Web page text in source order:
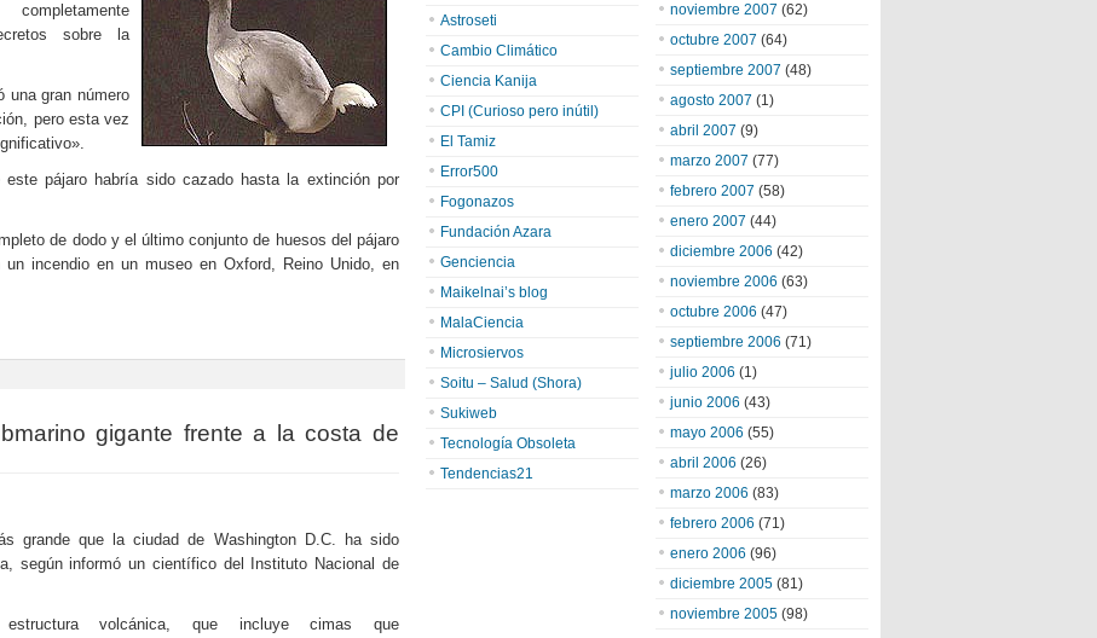
sobre la
una gran número
pero esta vez
pájaro habría sido cazado hasta la extinción por
de dodo y el último conjunto de huesos del pájaro
incendio en un museo en Oxford, Reino Unido, en
gigante frente a la costa de
grande que la ciudad de Washington D.C. ha sido
según informó un científico del Instituto Nacional de
volcánica, que incluye cimas que
noviembre 2007 (62)
octubre 2007 (64)
septiembre 2007 (48)
agosto 2007 (1)
abril 2007 (9)
marzo 2007 (77)
febrero 2007 (58)
enero 2007 (44)
diciembre 2006 (42)
noviembre 2006 (63)
octubre 2006 (47)
septiembre 2006 (71)
julio 2006 (1)
junio 2006 (43)
mayo 2006 (55)
abril 2006 (26)
marzo 2006 (83)
febrero 2006 (71)
enero 2006 (96)
diciembre 2005 (81)
noviembre 2005 (98)
Astroseti
Cambio Climático
Ciencia Kanija
CPI (Curioso pero inútil)
El Tamiz
Error500
Fogonazos
Fundación Azara
Genciencia
Maikelnai’s blog
MalaCiencia
Microsiervos
Soitu – Salud (Shora)
Sukiweb
Tecnología Obsoleta
Tendencias21